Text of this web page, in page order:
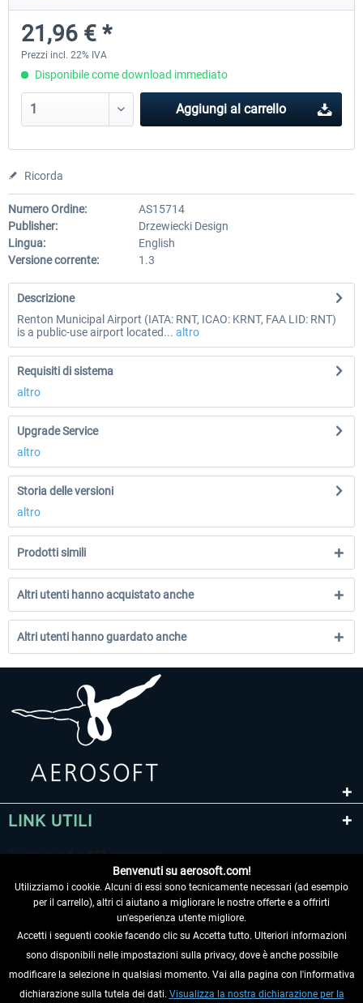
9,22 € *
21,96 € *
Prezzi incl. 22% IVA
Disponibile come download immediato
Aggiungi al carrello
Ricorda
Numero Ordine:
AS15714
Publisher:
Drzewiecki Design
Lingua:
English
Versione corrente:
1.3
Descrizione
Renton Municipal Airport (IATA: RNT, ICAO: KRNT, FAA LID: RNT)
is a public-use airport located... altro
Requisiti di sistema
altro
Upgrade Service
altro
Storia delle versioni
altro
Prodotti simili
Altri utenti hanno acquistato anche
Altri utenti hanno guardato anche
LINK UTILI
RECEDERE DAL CONTRATTO
Benvenuti su aerosoft.com!
Utilizziamo i cookie. Alcuni di essi sono tecnicamente necessari (ad esempio
per il carrello), altri ci aiutano a migliorare le nostre offerte e a offrirti
un'esperienza utente migliore.
Accetti i seguenti cookie facendo clic su Accetta tutto. Ulteriori informazioni
sono disponibili nelle impostazioni sulla privacy, dove è anche possibile
modificare la selezione in qualsiasi momento. Vai alla pagina con l'informativa
dichiarazione sulla tutela dei dati. Visualizza la nostra dichiarazione per la